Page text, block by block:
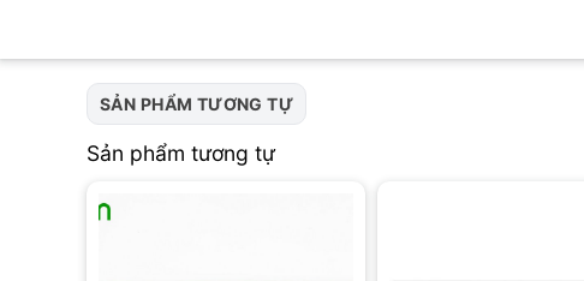
SẢN PHẨM TƯƠNG TỰ
Sản phẩm tương tự